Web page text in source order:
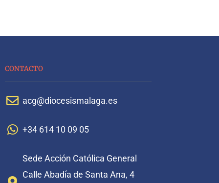
CONTACTO
acg@diocesismalaga.es
+34 614 10 09 05
Sede Acción Católica General
Calle Abadía de Santa Ana, 4